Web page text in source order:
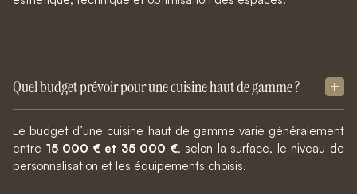
Quel budget prévoir pour une cuisine haut de gamme ?
Le budget d’une cuisine haut de gamme varie généralement
entre 15 000 € et 35 000 €, selon la surface, le niveau de
personnalisation et les équipements choisis.